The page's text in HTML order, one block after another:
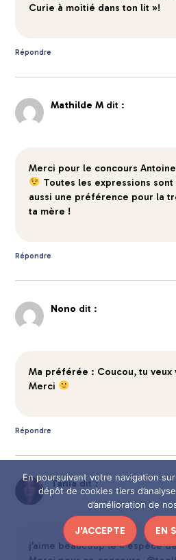
Curie à moitié dans ton lit »!
Répondre
Mathilde M dit :
Merci pour le concours
Toutes les expressions sont
aussi une préférence pour la
ta mère !
Répondre
Nono dit :
Ma préférée : Coucou, tu
Merci
Répondre
Tania dit :
j’aime beaucoup le « espèce
En poursuivant votre navigation
dépôt de cookies tiers
d’amélioration de
J'ACCEPTE EN